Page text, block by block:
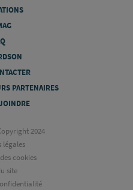
PARTENAIRES
2024
légales
cookies
site